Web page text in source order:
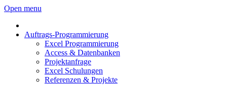
Open menu
Auftrags-Programmierung
Excel Programmierung
Access & Datenbanken
Projektanfrage
Excel Schulungen
Referenzen & Projekte